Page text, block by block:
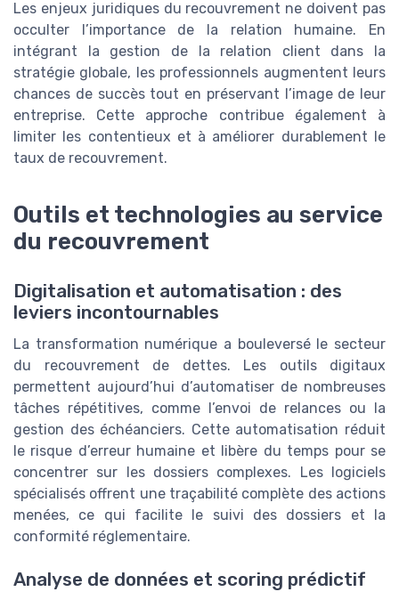
Les enjeux juridiques du recouvrement ne doivent pas
occulter l’importance de la relation humaine. En
intégrant la gestion de la relation client dans la
stratégie globale, les professionnels augmentent leurs
chances de succès tout en préservant l’image de leur
entreprise. Cette approche contribue également à
limiter les contentieux et à améliorer durablement le
taux de recouvrement.
Outils et technologies au service
du recouvrement
Digitalisation et automatisation : des
leviers incontournables
La transformation numérique a bouleversé le secteur
du recouvrement de dettes. Les outils digitaux
permettent aujourd’hui d’automatiser de nombreuses
tâches répétitives, comme l’envoi de relances ou la
gestion des échéanciers. Cette automatisation réduit
le risque d’erreur humaine et libère du temps pour se
concentrer sur les dossiers complexes. Les logiciels
spécialisés offrent une traçabilité complète des actions
menées, ce qui facilite le suivi des dossiers et la
conformité réglementaire.
Analyse de données et scoring prédictif